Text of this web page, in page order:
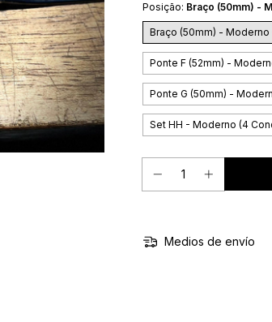
Posição: Braço (50mm) -
Braço (50mm) -
Ponte F (52mm) -
Ponte G (50mm) -
Set HH - Moderno (4
Medios de envío